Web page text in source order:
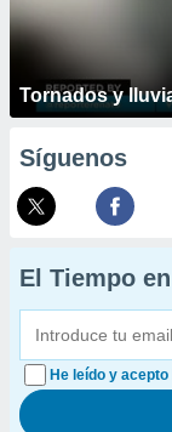
Tornados y
Síguenos
El Tiempo
He leído y